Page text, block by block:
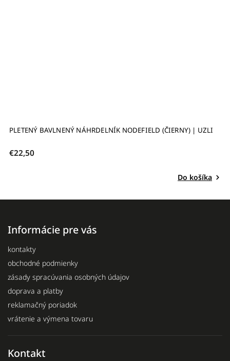
PLETENÝ BAVLNENÝ NÁHRDELNÍK NODEFIELD (ČIERNY) | UZLI
€22,50
Do košíka
Informácie pre vás
kontakty
obchodné podmienky
zásady spracúvania osobných údajov
doprava a platby
reklamačný poriadok
vrátenie a výmena tovaru
Kontakt